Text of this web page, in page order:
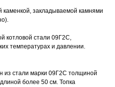
закладываемой камнями
котловой стали 09Г2С,
температурах и давлении.
из стали марки 09Г2С толщиной
более 50 см. Топка